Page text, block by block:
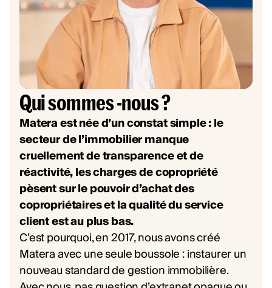
Qui sommes -nous ?
Matera est née d’un constat simple : le
secteur de l’immobilier manque
cruellement de transparence et de
réactivité, les charges de copropriété
pèsent sur le pouvoir d’achat des
copropriétaires et la qualité du service
client est au plus bas.
C’est pourquoi, en 2017, nous avons créé
Matera avec une seule boussole : instaurer un
nouveau standard de gestion immobilière.